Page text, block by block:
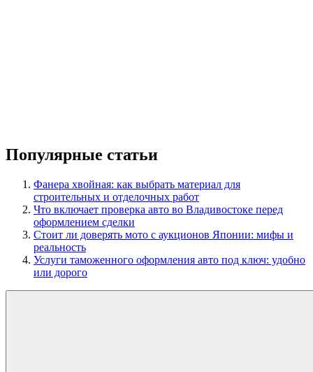
Популярные статьи
Фанера хвойная: как выбрать материал для
строительных и отделочных работ
Что включает проверка авто во Владивостоке перед
оформлением сделки
Стоит ли доверять мото с аукционов Японии: мифы и
реальность
Услуги таможенного оформления авто под ключ: удобно
или дорого